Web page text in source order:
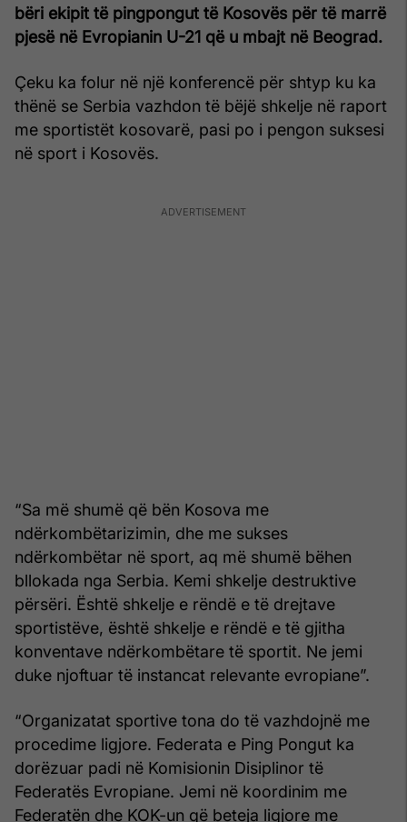
bëri ekipit të pingpongut të Kosovës për të marrë
pjesë në Evropianin U-21 që u mbajt në Beograd.
Çeku ka folur në një konferencë për shtyp ku ka
thënë se Serbia vazhdon të bëjë shkelje në raport
me sportistët kosovarë, pasi po i pengon suksesi
në sport i Kosovës.
“Sa më shumë që bën Kosova me
ndërkombëtarizimin, dhe me sukses
ndërkombëtar në sport, aq më shumë bëhen
bllokada nga Serbia. Kemi shkelje destruktive
përsëri. Është shkelje e rëndë e të drejtave
sportistëve, është shkelje e rëndë e të gjitha
konventave ndërkombëtare të sportit. Ne jemi
duke njoftuar të instancat relevante evropiane”.
“Organizatat sportive tona do të vazhdojnë me
procedime ligjore. Federata e Ping Pongut ka
dorëzuar padi në Komisionin Disiplinor të
Federatës Evropiane. Jemi në koordinim me
Federatën dhe KOK-un që beteja ligjore me